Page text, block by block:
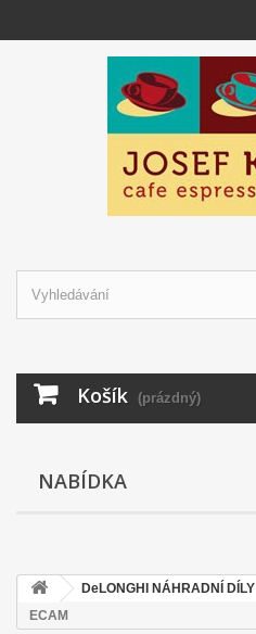
Košík (prázdný)
NABÍDKA
DeLONGHI NÁHRADNÍ DÍLY
ECAM